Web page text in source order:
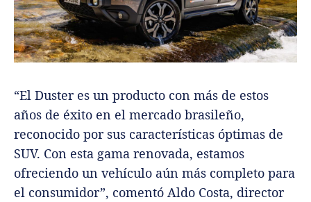
“El Duster es un producto con más de estos
años de éxito en el mercado brasileño,
reconocido por sus características óptimas de
SUV. Con esta gama renovada, estamos
ofreciendo un vehículo aún más completo para
el consumidor”, comentó Aldo Costa, director